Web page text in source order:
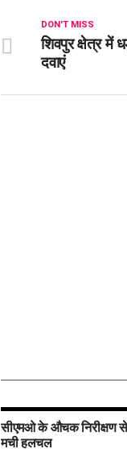
DON'T MISS
शिवपुर क्षेत्र में
दवाएं
सीएमओ के औचक निरीक्षण
मची हलचल